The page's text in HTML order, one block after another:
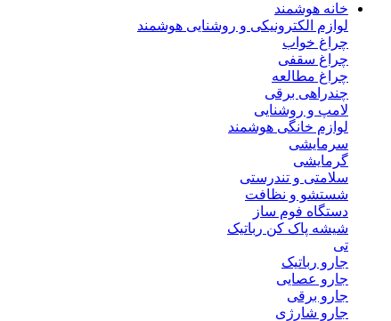
خانه هوشمند
لوازم الکترونیکی و روشنایی هوشمند
چراغ خواب
چراغ سقفی
چراغ مطالعه
چندراهی برقی
لامپ و روشنایی
لوازم خانگی هوشمند
سرمایشی
گرمایشی
سلامتی و تندرستی
شستشو و نظافت
دستگاه فوم ساز
شیشه پاک کن رباتیک
تی
جارو رباتیک
جارو عصایی
جارو برقی
جارو شارژی